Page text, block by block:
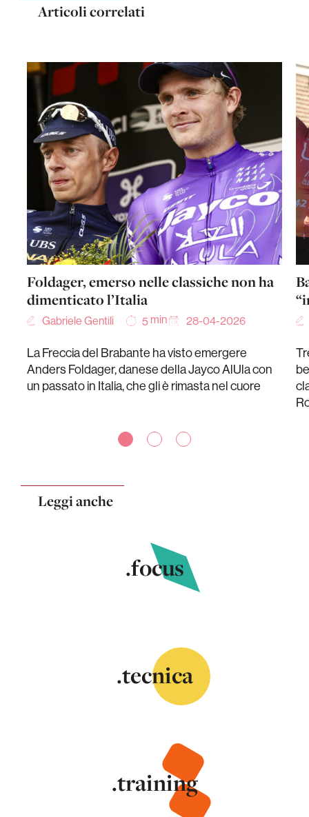
Articoli correlati
Foldager, emerso nelle classiche non ha
dimenticato l’Italia
Gabriele Gentili 5 min 28-04-2026
La Freccia del Brabante ha visto emergere
Anders Foldager, danese della Jayco AlUla con
un passato in Italia, che gli è rimasta nel cuore
Leggi anche
.focus
.tecnica
.training